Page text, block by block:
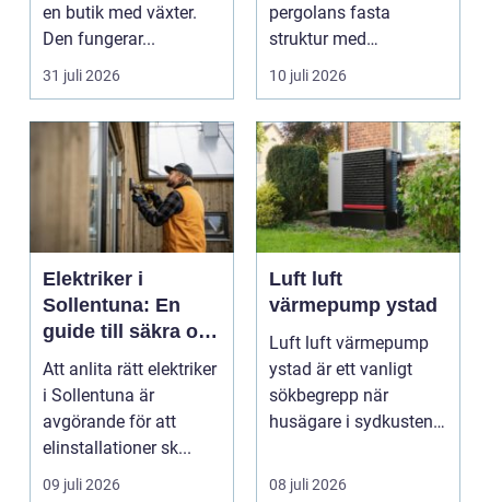
en butik med växter.
Den fungerar...
31 juli 2026
pergolans fasta
struktur med
screenmarkisens
smarta solskydd....
10 juli 2026
Elektriker i
Sollentuna: En
guide till säkra och
pålitliga
elinstallationer
Att anlita rätt elektriker
i Sollentuna är
avgörande för att
elinstallationer sk...
09 juli 2026
Luft luft
värmepump ystad
Luft luft värmepump
ystad är ett vanligt
sökbegrepp när
husägare i sydkusten
08 juli 2026